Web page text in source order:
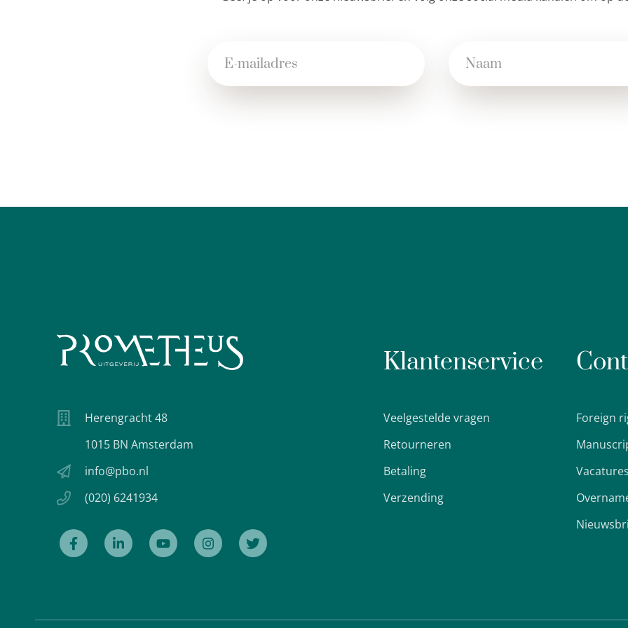
Herengracht 48
1015 BN Amsterdam
info@pbo.nl
(020) 6241934
Klantenservice
Veelgestelde vragen
Retourneren
Betaling
Verzending
Foreign